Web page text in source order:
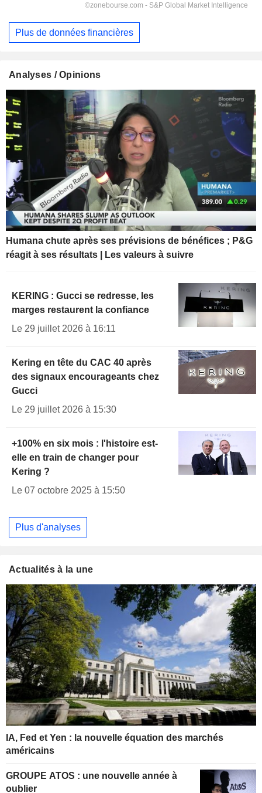
Plus de données financières
Analyses / Opinions
Humana chute après ses prévisions de bénéfices ; P&G
réagit à ses résultats | Les valeurs à suivre
KERING : Gucci se redresse, les
marges restaurent la confiance
Le 29 juillet 2026 à 16:11
Kering en tête du CAC 40 après
des signaux encourageants chez
Gucci
Le 29 juillet 2026 à 15:30
+100% en six mois : l'histoire est-
elle en train de changer pour
Kering ?
Le 07 octobre 2025 à 15:50
Plus d'analyses
Actualités à la une
IA, Fed et Yen : la nouvelle équation des marchés
américains
GROUPE ATOS : une nouvelle année à
oublier